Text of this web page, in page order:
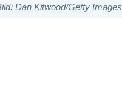
Dan Kitwood/Getty Images